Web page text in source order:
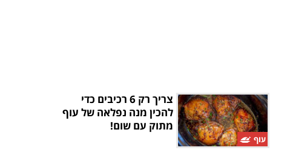
עוף
צריך רק 6 רכיבים כדי
להכין מנה נפלאה של עוף
מתוק עם שום!